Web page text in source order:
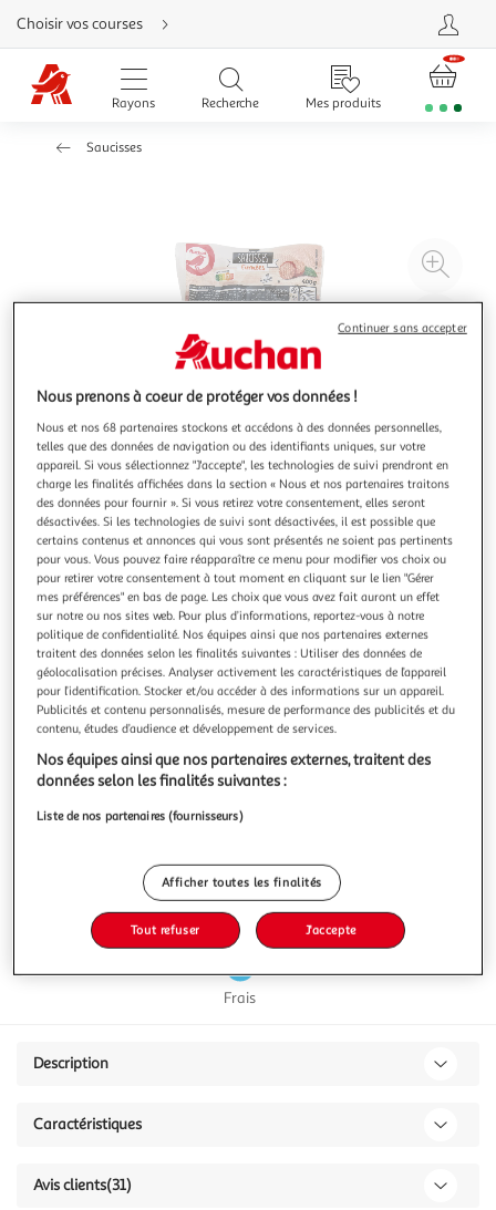
Aller
directement
au
contenu
Aller
directement
Aller
d'aide
Choisir vos courses
Rayons Recherche Mes produits
Saucisses
à
Illustration
précédente
Illustration
suivante
Nos clients adorentVoir conditions
4,5 (31)
AUCHAN
Saucisses fumées à cuire
"La star des tablées familiales ! La saucisse fumée est
réalisée avec une farce à « gros grains ». Notre savoir-faire
charcutier se retrouve dans cette recette authentique
parfaitement maitrisée. Sa couleur si intense est le fruit
d’un fumage au bois de hêtre.A ébullition, plonger les
saucisses dans
En savoir +
400g 4 pièces
Vous voulez connaître le prix de ce produit ?
Afficher le prix
Frais
Description
Caractéristiques
Avis clients(31)
Nous prenons à coeur de protéger vos données !
Nous et nos 68 partenaires stockons et accédons à des données personnelles,
telles que des données de navigation ou des identifiants uniques, sur votre
appareil. Si vous sélectionnez "J'accepte", les technologies de suivi prendront en
charge les finalités affichées dans la section « Nous et nos partenaires traitons
des données pour fournir ». Si vous retirez votre consentement, elles seront
désactivées. Si les technologies de suivi sont désactivées, il est possible que
certains contenus et annonces qui vous sont présentés ne soient pas pertinents
pour vous. Vous pouvez faire réapparaître ce menu pour modifier vos choix ou
pour retirer votre consentement à tout moment en cliquant sur le lien "Gérer
mes préférences" en bas de page. Les choix que vous avez fait auront un effet
sur notre ou nos sites web. Pour plus d’informations, reportez-vous à notre
politique de confidentialité. Nos équipes ainsi que nos partenaires externes
traitent des données selon les finalités suivantes : Utiliser des données de
géolocalisation précises. Analyser activement les caractéristiques de l’appareil
pour l’identification. Stocker et/ou accéder à des informations sur un appareil.
Publicités et contenu personnalisés, mesure de performance des publicités et du
contenu, études d’audience et développement de services.
Nos équipes ainsi que nos partenaires externes, traitent des
données selon les finalités suivantes :
Liste de nos partenaires (fournisseurs)
Afficher toutes les finalités
Tout refuser J'accepte
Continuer sans accepter